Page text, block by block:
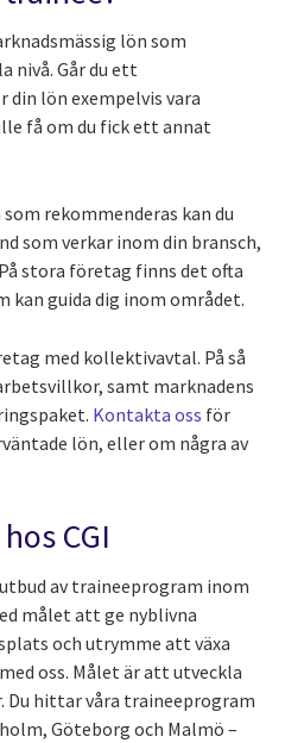
lön som
nivå. Går du ett
lön exempelvis vara
få om du fick ett annat
rekommenderas kan du
som verkar inom din bransch,
stora företag finns det ofta
kan guida dig inom området.
med kollektivavtal. På så
samt marknadens
Kontakta oss för
lön, eller om några av
CGI
av traineeprogram inom
målet att ge nyblivna
och utrymme att växa
oss. Målet är att utveckla
Du hittar våra traineeprogram
Göteborg och Malmö –